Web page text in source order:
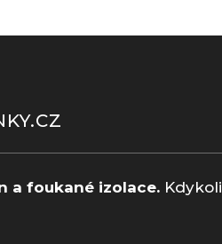
a foukané izolace. Kdykoli